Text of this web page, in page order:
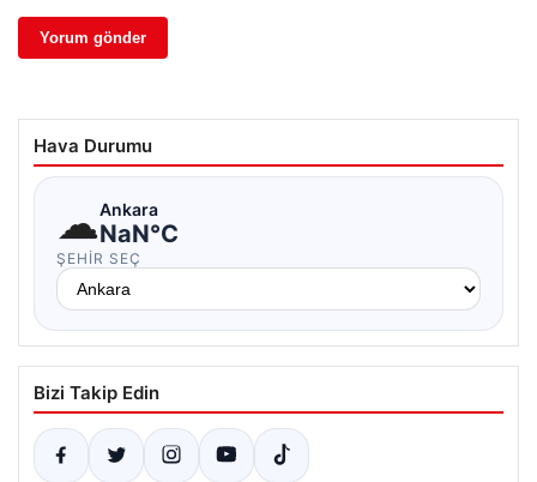
Hava Durumu
☁Ankara
NaN°C
ŞEHIR SEÇ
Bizi Takip Edin